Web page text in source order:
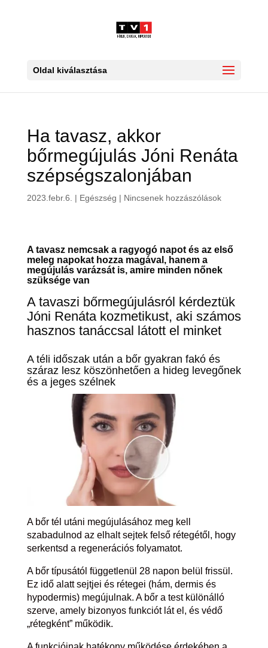
Oldal kiválasztása
Ha tavasz, akkor
bőrmegújulás Jóni Renáta
szépségszalonjában
2023.febr.6. | Egészség | Nincsenek hozzászólások
A tavasz nemcsak a ragyogó napot és az első
meleg napokat hozza magával, hanem a
megújulás varázsát is, amire minden nőnek
szüksége van
A tavaszi bőrmegújulásról kérdeztük
Jóni Renáta kozmetikust, aki számos
hasznos tanáccsal látott el minket
A téli időszak után a bőr gyakran fakó és
száraz lesz köszönhetően a hideg levegőnek
és a jeges szélnek
A bőr tél utáni megújulásához meg kell
szabadulnod az elhalt sejtek felső rétegétől, hogy
serkentsd a regenerációs folyamatot.
A bőr típusától függetlenül 28 napon belül frissül.
Ez idő alatt sejtjei és rétegei (hám, dermis és
hypodermis) megújulnak. A bőr a test különálló
szerve, amely bizonyos funkciót lát el, és védő
„rétegként” működik.